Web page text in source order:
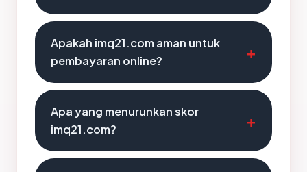
Apakah imq21.com aman untuk
pembayaran online?
Apa yang menurunkan skor
imq21.com?